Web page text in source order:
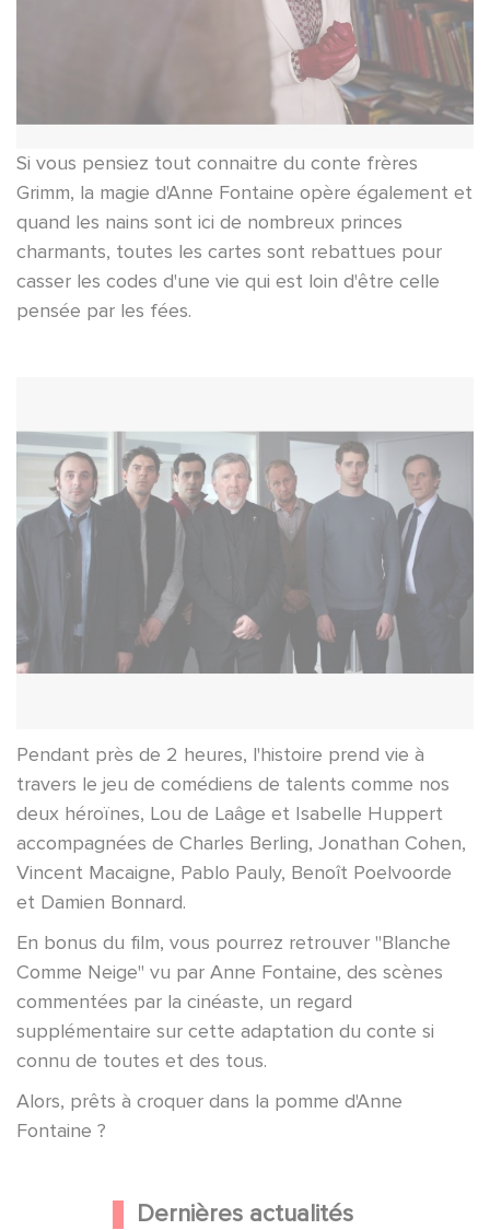
Si vous pensiez tout connaitre du conte frères
Grimm, la magie d'Anne Fontaine opère également et
quand les nains sont ici de nombreux princes
charmants, toutes les cartes sont rebattues pour
casser les codes d'une vie qui est loin d'être celle
pensée par les fées.
Pendant près de 2 heures, l'histoire prend vie à
travers le jeu de comédiens de talents comme nos
deux héroïnes, Lou de Laâge et Isabelle Huppert
accompagnées de Charles Berling, Jonathan Cohen,
Vincent Macaigne, Pablo Pauly, Benoît Poelvoorde
et Damien Bonnard.
En bonus du film, vous pourrez retrouver "Blanche
Comme Neige" vu par Anne Fontaine, des scènes
commentées par la cinéaste, un regard
supplémentaire sur cette adaptation du conte si
connu de toutes et des tous.
Alors, prêts à croquer dans la pomme d'Anne
Fontaine ?
Dernières actualités